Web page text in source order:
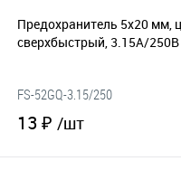
Предохранитель 5х20 мм,
сверхбыстрый, 3.15А/250В
FS-52GQ-3.15/250
13 ₽/шт